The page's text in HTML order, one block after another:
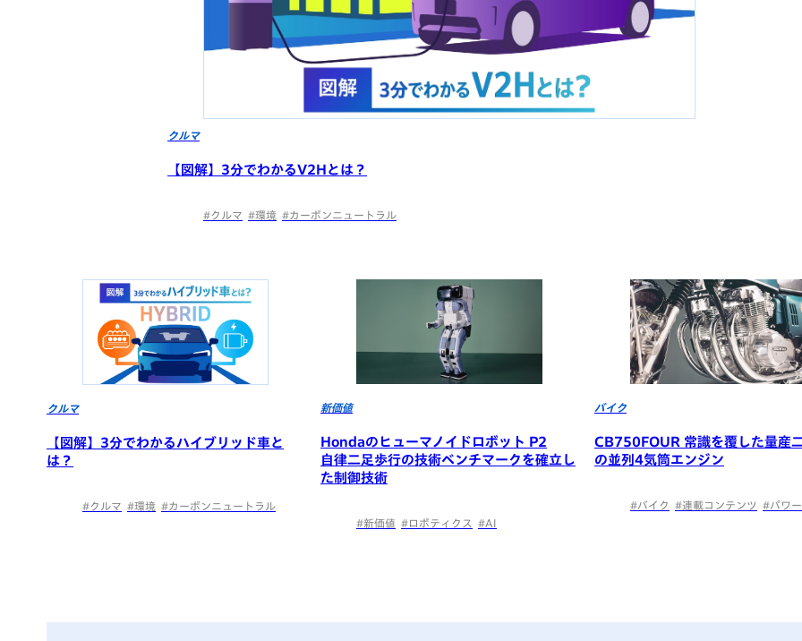
クルマ
【図解】3分でわかるV2Hとは？
#クルマ #環境 #カーボンニュートラル
クルマ
【図解】3分でわかるハイブリッド車と
は？
#クルマ #環境 #カーボンニュートラル
新価値
Hondaのヒューマノイドロボット P2
自律二足歩行の技術ベンチマークを確立し
た制御技術
#新価値 #ロボティクス #AI
バイク
CB750FOUR 常識を覆した量産
の並列4気筒エンジン
#バイク #連載コンテンツ #パワ